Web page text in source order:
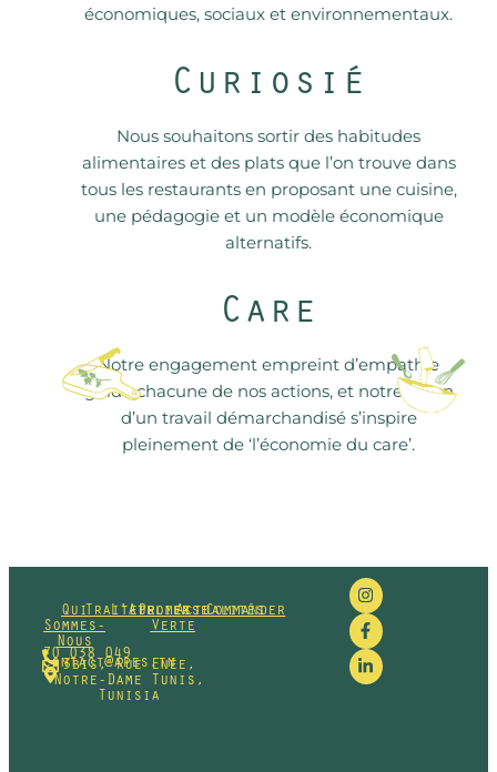
économiques, sociaux et environnementaux.
Curiosié
Nous souhaitons sortir des habitudes
alimentaires et des plats que l’on trouve dans
tous les restaurants en proposant une cuisine,
une pédagogie et un modèle économique
alternatifs.
Care
Notre engagement empreint d’empathie
guide chacune de nos actions, et notre vision
d’un travail démarchandisé s’inspire
pleinement de ‘l’économie du care’.
Qui
Sommes-
Nous
Traiteur
L'Atelier
Promesse
Verte
Actualités
Commander
70 038 049
contact@apes.tn
3bis, Rue Enée,
Notre-Dame Tunis,
Tunisia